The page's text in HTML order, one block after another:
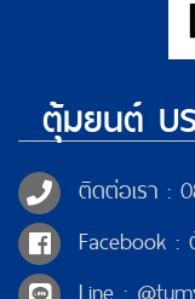
ตุ้มยนต์
ติดต่อเรา :
Facebook :